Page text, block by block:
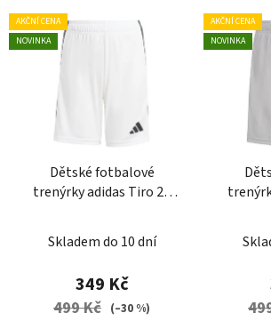
V
ý
AKČNÍ CENA
NOVINKA
Dětské fotbalové
trenýrky adidas Tiro 26
Skladem do 10 dní
349 Kč
499 Kč (–30 %)
AKČNÍ CENA
NOVINKA